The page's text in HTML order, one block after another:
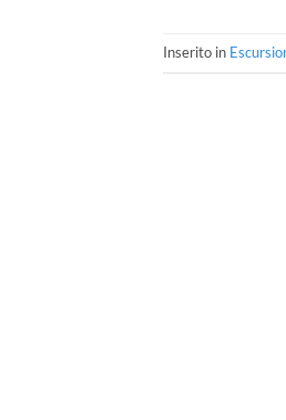
Inserito in